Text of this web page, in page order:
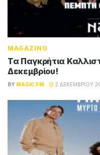
MAGAZINO
Τα Παγκρήτια
Δεκεμβρίου!
BY MAGIC FM 2 ΔΕΚΕΜΒΡΊΟΥ